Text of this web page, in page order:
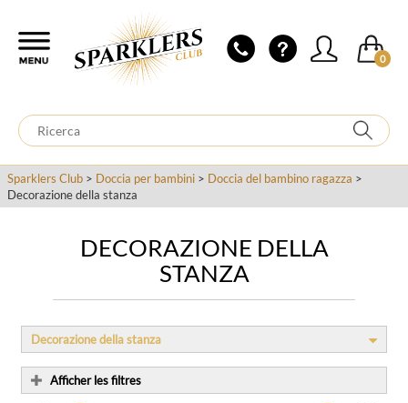
0
Sparklers Club > Doccia per bambini > Doccia del bambino ragazza >
Decorazione della stanza
DECORAZIONE DELLA
STANZA
Afficher les filtres
Decorazione della stanza